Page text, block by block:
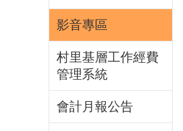
影音專區
村里基層工作經費
管理系統
會計月報公告